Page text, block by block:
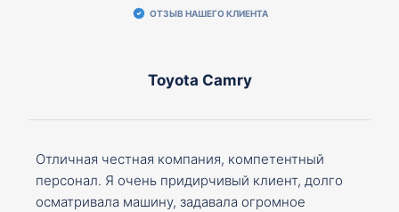
ОТЗЫВ НАШЕГО КЛИЕНТА
Toyota Camry
Отличная честная компания, компетентный
персонал. Я очень придирчивый клиент, долго
осматривала машину, задавала огромное